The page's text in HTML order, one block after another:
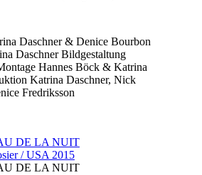
Daschner & Denice Bourbon
Daschner Bildgestaltung
Hannes Böck & Katrina
Katrina Daschner, Nick
Fredriksson
DE LA NUIT
/ USA 2015
DE LA NUIT